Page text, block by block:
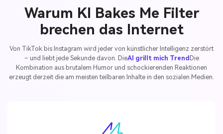
Warum KI Bakes Me Filter
brechen das Internet
Von TikTok bis Instagram wird jeder von künstlicher Intelligenz zerstört
– und liebt jede Sekunde davon. DieAI grillt mich Trend Die
Kombination aus brutalem Humor und schockierenden Reaktionen
erzeugt derzeit die am meisten teilbaren Inhalte in den sozialen Medien.